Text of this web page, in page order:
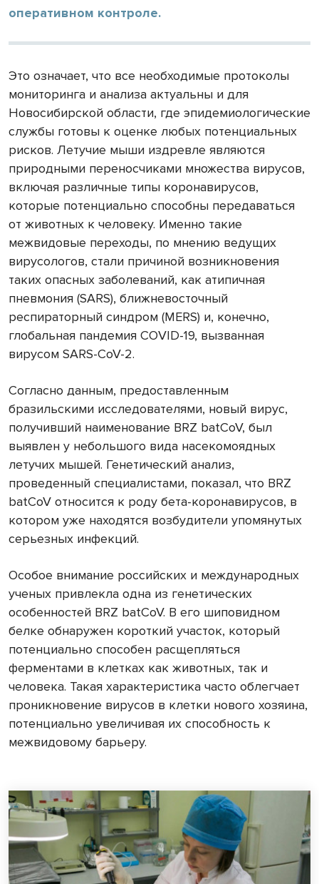
оперативном контроле.
Это означает, что все необходимые протоколы
мониторинга и анализа актуальны и для
Новосибирской области, где эпидемиологические
службы готовы к оценке любых потенциальных
рисков. Летучие мыши издревле являются
природными переносчиками множества вирусов,
включая различные типы коронавирусов,
которые потенциально способны передаваться
от животных к человеку. Именно такие
межвидовые переходы, по мнению ведущих
вирусологов, стали причиной возникновения
таких опасных заболеваний, как атипичная
пневмония (SARS), ближневосточный
респираторный синдром (MERS) и, конечно,
глобальная пандемия COVID-19, вызванная
вирусом SARS-CoV-2.
Согласно данным, предоставленным
бразильскими исследователями, новый вирус,
получивший наименование BRZ batCoV, был
выявлен у небольшого вида насекомоядных
летучих мышей. Генетический анализ,
проведенный специалистами, показал, что BRZ
batCoV относится к роду бета-коронавирусов, в
котором уже находятся возбудители упомянутых
серьезных инфекций.
Особое внимание российских и международных
ученых привлекла одна из генетических
особенностей BRZ batCoV. В его шиповидном
белке обнаружен короткий участок, который
потенциально способен расщепляться
ферментами в клетках как животных, так и
человека. Такая характеристика часто облегчает
проникновение вирусов в клетки нового хозяина,
потенциально увеличивая их способность к
межвидовому барьеру.